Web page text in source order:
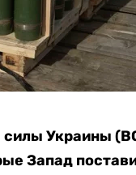
Украины
Запад